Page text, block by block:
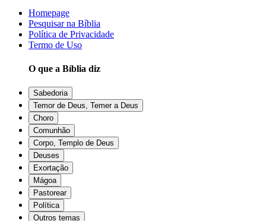
Homepage
Pesquisar na Bíblia
Política de Privacidade
Termo de Uso
O que a Bíblia diz
Sabedoria
Temor de Deus, Temer a Deus
Choro
Comunhão
Corpo, Templo de Deus
Deuses
Exortação
Mágoa
Pastorear
Política
Outros temas